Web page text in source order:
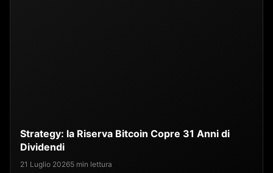
Strategy: la Riserva Bitcoin Copre 31 Anni di
Dividendi
21 Luglio 20265 min lettura